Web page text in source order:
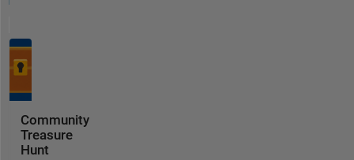
Community
Treasure
Hunt